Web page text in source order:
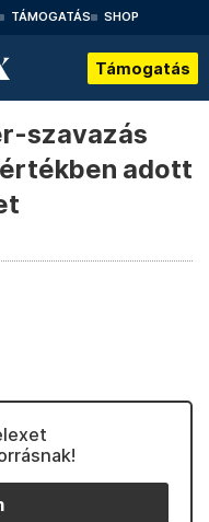
TÁMOGATÁS SHOP
Támogatás
szavazás
adott